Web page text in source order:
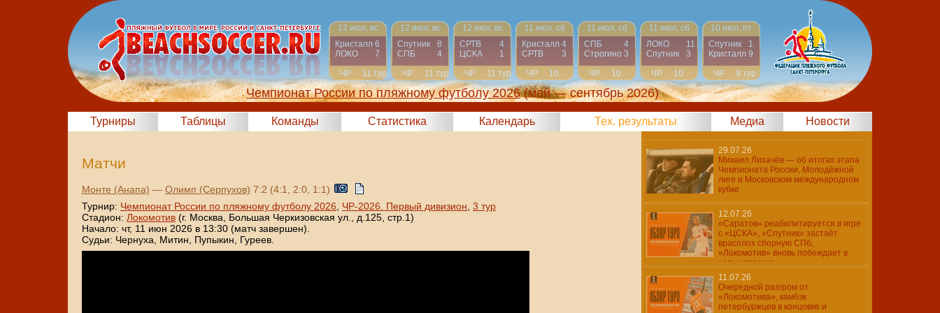
12 июл, вс
Кристалл 6
ЛОКО
7
ЧР
11 тур
12 июл, вс
Спутник
8
СПБ
4
ЧР
11 тур
12 июл, вс
СРТВ
4
ЦСКА
1
ЧР
11 тур
11 июл, сб
Кристалл 4
СРТВ
3
ЧР
10
тур
11 июл, сб
СПБ
4
Строгино 3
ЧР
10
тур
11 июл, сб
ЛОКО
11
Спутник
3
ЧР
10
тур
10 июл, пт
Спутник
1
Кристалл 9
ЧР
9 тур
Чемпионат России по пляжному футболу 2026 (май — сентябрь 2026)
Турниры Таблицы Команды Статистика Календарь Тех. результаты Медиа Новости
Матчи
Монте (Анапа) — Олимп (Серпухов) 7:2 (4:1, 2:0, 1:1)
Турнир: Чемпионат России по пляжному футболу 2026 ЧР-2026. Первый дивизион 3 тур
Стадион: Локомотив (г. Москва, Большая Черкизовская ул., д.125, стр.1)
Начало: чт, 11 июн 2026 в 13:30 (матч завершен).
Судьи: Чернуха, Митин, Пупыкин, Гуреев.
29.07.26
Михаил Лихачёв — об итогах этапа
Чемпионата России, Молодёжной
лиге и Московском международном
кубке
12.07.26
«Саратов» реабилитируется в игре
с «ЦСКА», «Спутник» застаёт
врасплох сборную СПб,
«Локомотив» вновь побеждает в
«эль-классико»
11.07.26
Очередной разгром от
«Локомотива», камбэк
петербуржцев в концовке и